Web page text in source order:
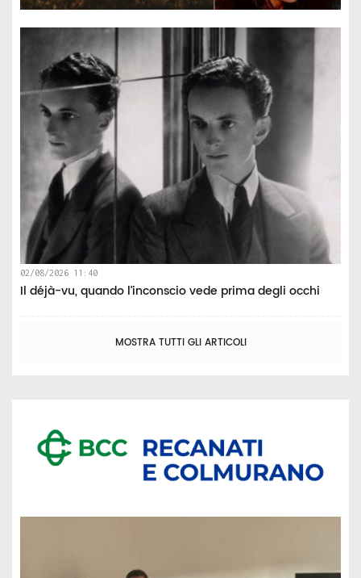
02/08/2026 11:40
Il déjà-vu, quando l’inconscio vede prima degli occhi
MOSTRA TUTTI GLI ARTICOLI